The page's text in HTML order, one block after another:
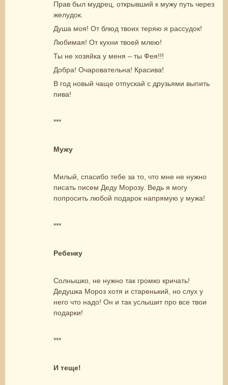
Прав был мудрец, открывший к мужу путь через
желудок.
Душа моя! От блюд твоих теряю я рассудок!
Любимая! От кухни твоей млею!
Ты не хозяйка у меня – ты Фея!!!
Добра! Очаровательна! Красива!
В год новый чаще отпускай с друзьями выпить
пива!
***
Мужу
Милый, спасибо тебе за то, что мне не нужно
писать писем Деду Морозу. Ведь я могу
попросить любой подарок напрямую у мужа!
***
Ребенку
Солнышко, не нужно так громко кричать!
Дедушка Мороз хотя и старенький, но слух у
него что надо! Он и так услышит про все твои
подарки!
***
И теще!